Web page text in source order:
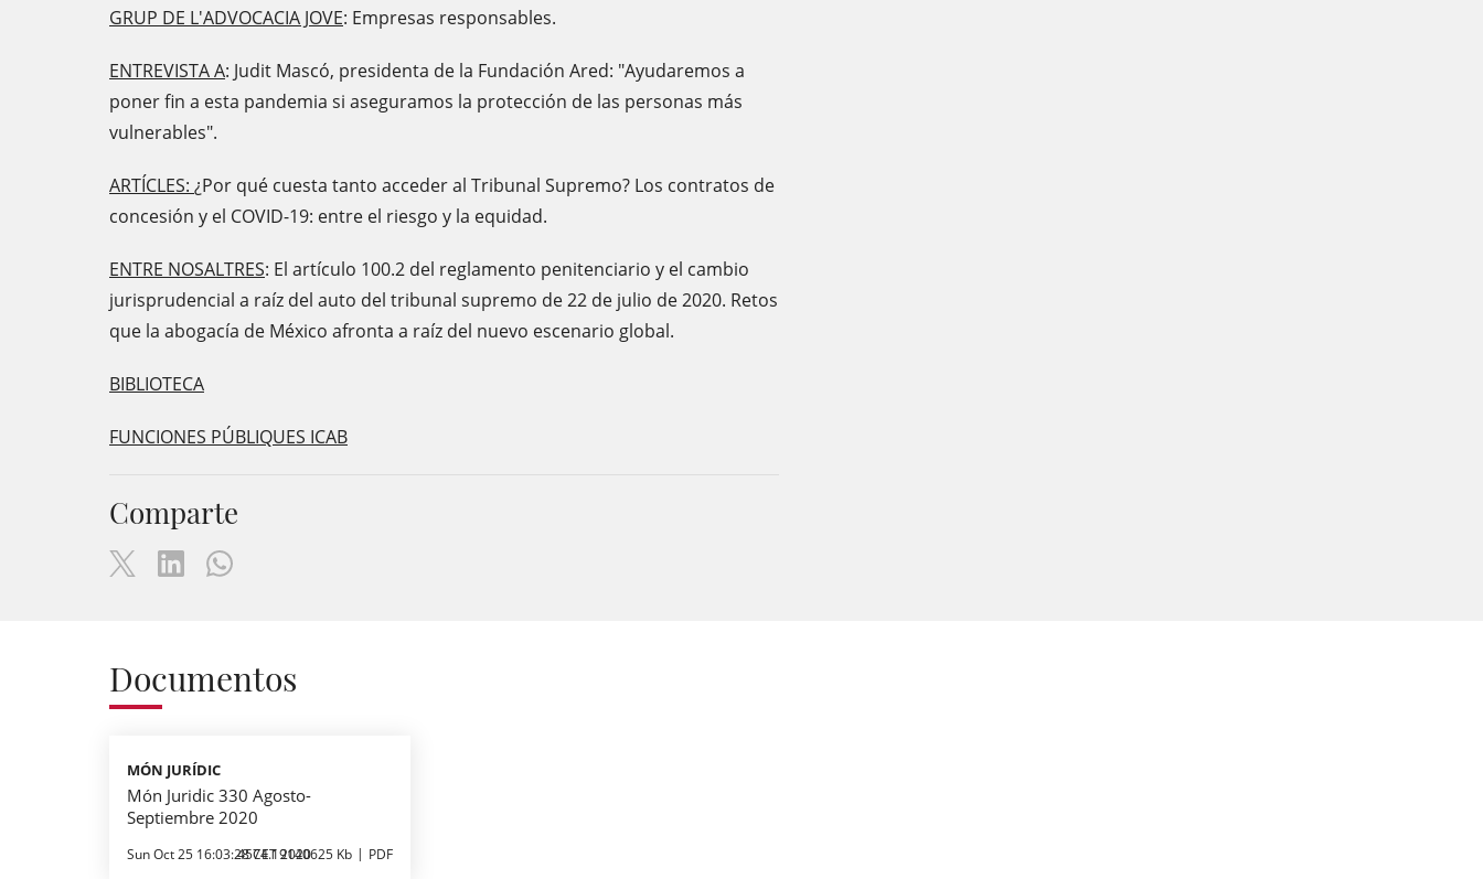
GRUP DE L'ADVOCACIA JOVE: Empresas responsables.
ENTREVISTA A: Judit Mascó, presidenta de la Fundación Ared: "Ayudaremos a
poner fin a esta pandemia si aseguramos la protección de las personas más
vulnerables".
ARTÍCLES: ¿Por qué cuesta tanto acceder al Tribunal Supremo? Los contratos de
concesión y el COVID-19: entre el riesgo y la equidad.
ENTRE NOSALTRES: El artículo 100.2 del reglamento penitenciario y el cambio
jurisprudencial a raíz del auto del tribunal supremo de 22 de julio de 2020. Retos
que la abogacía de México afronta a raíz del nuevo escenario global.
BIBLIOTECA
FUNCIONES PÚBLIQUES ICAB
Comparte
Documentos
MÓN JURÍDIC
Món Juridic 330 Agosto-
Septiembre 2020
Sun Oct 25 16:03:28 CET 2020
4574.19140625 Kb PDF